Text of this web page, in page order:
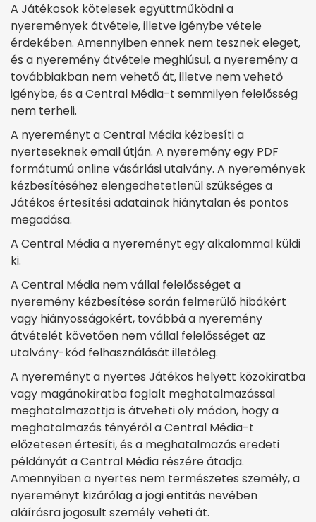
A Játékosok kötelesek együttműködni a
nyeremények átvétele, illetve igénybe vétele
érdekében. Amennyiben ennek nem tesznek eleget,
és a nyeremény átvétele meghiúsul, a nyeremény a
továbbiakban nem vehető át, illetve nem vehető
igénybe, és a Central Média-t semmilyen felelősség
nem terheli.
A nyereményt a Central Média kézbesíti a
nyerteseknek email útján. A nyeremény egy PDF
formátumú online vásárlási utalvány. A nyeremények
kézbesítéséhez elengedhetetlenül szükséges a
Játékos értesítési adatainak hiánytalan és pontos
megadása.
A Central Média a nyereményt egy alkalommal küldi
ki.
A Central Média nem vállal felelősséget a
nyeremény kézbesítése során felmerülő hibákért
vagy hiányosságokért, továbbá a nyeremény
átvételét követően nem vállal felelősséget az
utalvány-kód felhasználását illetőleg.
A nyereményt a nyertes Játékos helyett közokiratba
vagy magánokiratba foglalt meghatalmazással
meghatalmazottja is átveheti oly módon, hogy a
meghatalmazás tényéről a Central Média-t
előzetesen értesíti, és a meghatalmazás eredeti
példányát a Central Média részére átadja.
Amennyiben a nyertes nem természetes személy, a
nyereményt kizárólag a jogi entitás nevében
aláírásra jogosult személy veheti át.